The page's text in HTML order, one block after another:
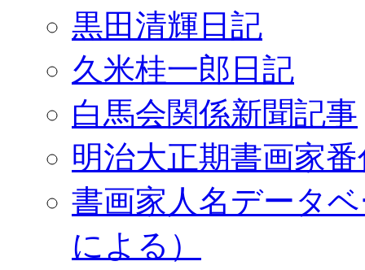
黒田清輝日記
久米桂一郎日記
白馬会関係新聞記事
明治大正期書画家
書画家人名データ
による）